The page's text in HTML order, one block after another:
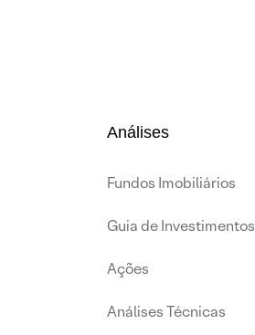
Análises
Fundos Imobiliários
Guia de Investimentos
Ações
Análises Técnicas